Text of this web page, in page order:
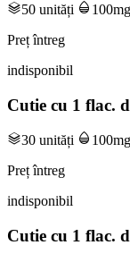
50 unități 100mg
Preț întreg
indisponibil
Cutie cu 1 flac.
30 unități 100mg
Preț întreg
indisponibil
Cutie cu 1 flac.